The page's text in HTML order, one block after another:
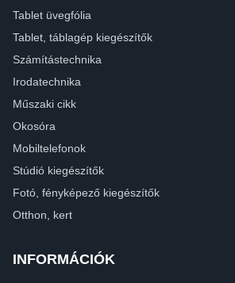
Tablet üvegfólia
Tablet, táblagép kiegészítők
Számítástechnika
Irodatechnika
Műszaki cikk
Okosóra
Mobiltelefonok
Stúdió kiegészítők
Fotó, fényképező kiegészítők
Otthon, kert
INFORMÁCIÓK